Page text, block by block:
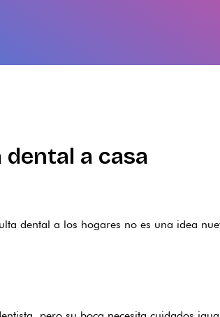
a casa
dental a los hogares no es una idea